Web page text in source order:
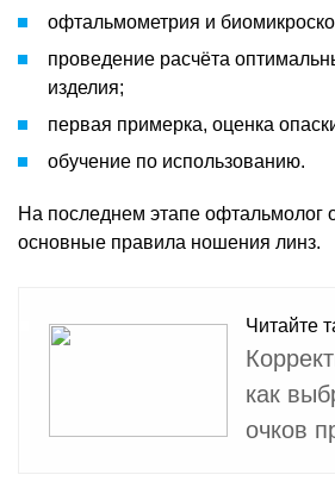
офтальмометрия и
проведение расчёта
изделия;
первая примерка, оценка
обучение по использованию.
На последнем этапе офтальмолог
основные правила ношения линз.
Читайте
как
очков